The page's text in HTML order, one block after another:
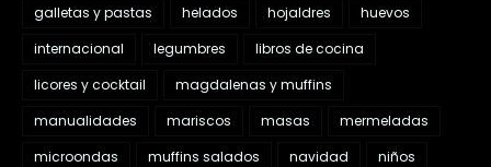
galletas y pastas
helados hojaldres
huevos
internacional
legumbres
libros de cocina
licores y cocktail
magdalenas y muffins
manualidades
mariscos masas
mermeladas
microondas
muffins salados navidad
niños